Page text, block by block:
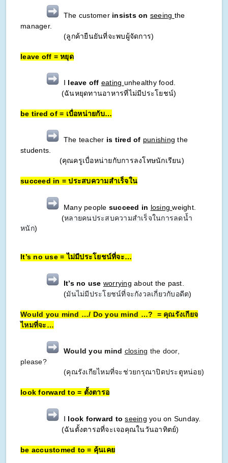
The customerinsists on seeing the
manager.
(ลูกค้ายืนยันที่จะพบผู้จัดการ)
leave off = หยุด
I leave off eating unhealthy food.
(ฉันหยุดทานอาหารที่ไม่มีประโยชน์)
be tired of = เบื่อหน่ายกับ…
The teacher is tired of punishing the
students.
(คุณครูเบื่อหน่ายกับการลงโทษนักเรียน)
succeed in = ประสบความสำเร็จใน
Many people succeed in losingweight.
(หลายคนประสบความสำเร็จในการลดน้ำ
หนัก)
It’s no use = ไม่มีประโยชน์ที่จะ…
It’s no use worrying about the past.
(มันไม่มีประโยชน์ที่จะกังวลเกี่ยวกับอดีต)
Would you mind …/ Do you mind …? = คุณรังเกียจ
ไหมที่จะ…
Would you mind closing the door,
please?
(คุณรังเกียไหมที่จะช่วยกรุณาปิดประตูหน่อย)
look forward to = ตั้งตารอ
I look forward to seeing you on Sunday.
(ฉันตั้งตารอที่จะเจอคุณในวันอาทิตย์)
be accustomed to = คุ้นเคย